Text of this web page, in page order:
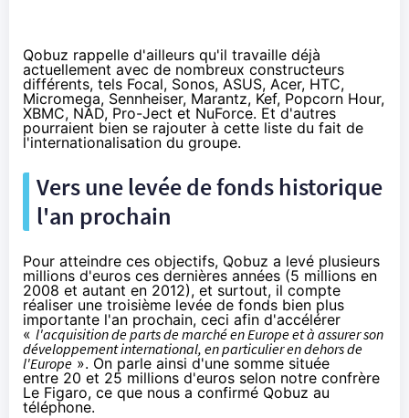
Qobuz rappelle d'ailleurs qu'il travaille déjà
actuellement avec de nombreux constructeurs
différents, tels Focal, Sonos, ASUS, Acer, HTC,
Micromega, Sennheiser, Marantz, Kef, Popcorn Hour,
XBMC, NAD, Pro-Ject et NuForce. Et d'autres
pourraient bien se rajouter à cette liste du fait de
l'internationalisation du groupe.
Vers une levée de fonds historique
l'an prochain
Pour atteindre ces objectifs, Qobuz a levé plusieurs
millions d'euros ces dernières années (5 millions en
2008 et autant en 2012), et surtout, il compte
réaliser une troisième levée de fonds bien plus
importante l'an prochain, ceci afin d'accélérer
« l'acquisition de parts de marché en Europe et à assurer son
développement international, en particulier en dehors de
l'Europe ». On parle ainsi d'une somme située
entre 20 et 25 millions d'euros selon notre confrère
Le Figaro, ce que nous a confirmé Qobuz au
téléphone.